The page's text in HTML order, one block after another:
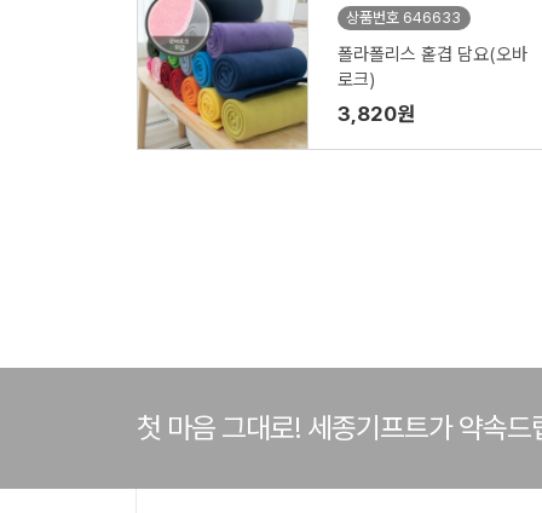
상품번호 646633
폴라폴리스 홑겹 담요(오바
로크)
3,820원
첫 마음 그대로! 세종기프트가 약속드